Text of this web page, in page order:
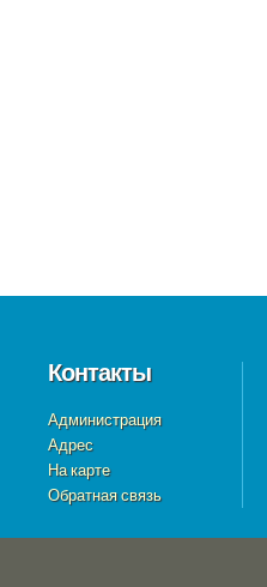
Контакты
Администрация
Адрес
На карте
Обратная связь